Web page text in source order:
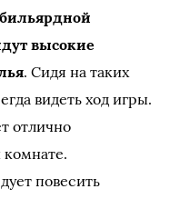
высокие
. Сидя на таких
видеть ход игры.
отлично
комнате.
повесить